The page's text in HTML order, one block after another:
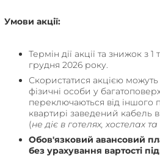
Умови акції:
Термін дії акції та знижок з
грудня 2026 року.
Скористатися акцією
фізичні особи у
переключаються від іншого
квартирі заведений кабель
(не діє в готелях, хостелах
Обов'язковий авансовий
без урахування вартості